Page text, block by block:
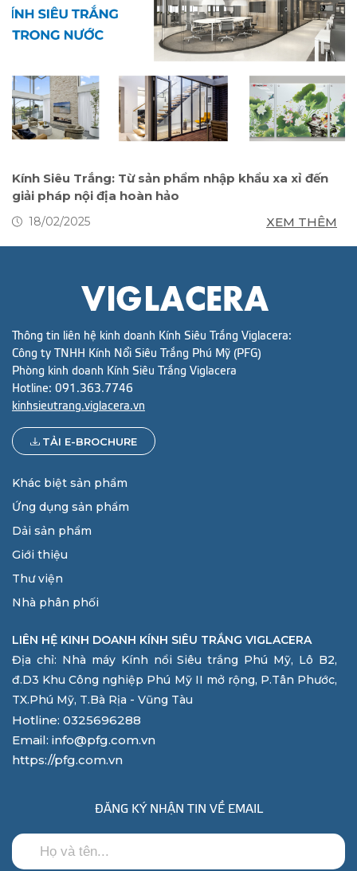
Kính Siêu Trắng: Từ sản phẩm nhập khẩu xa xỉ đến
giải pháp nội địa hoàn hảo
18/02/2025 XEM THÊM
Thông tin liên hệ kinh doanh Kính Siêu Trắng Viglacera:
Công ty TNHH Kính Nổi Siêu Trắng Phú Mỹ (PFG)
Phòng kinh doanh Kính Siêu Trắng Viglacera
Hotline: 091.363.7746
kinhsieutrang.viglacera.vn
TẢI E-BROCHURE
Khác biệt sản phẩm
Ứng dụng sản phẩm
Dải sản phẩm
Giới thiệu
Thư viện
Nhà phân phối
LIÊN HỆ KINH DOANH KÍNH SIÊU TRẮNG VIGLACERA
Địa chỉ: Nhà máy Kính nổi Siêu trắng Phú Mỹ, Lô B2,
đ.D3 Khu Công nghiệp Phú Mỹ II mở rộng, P.Tân Phước,
TX.Phú Mỹ, T.Bà Rịa - Vũng Tàu
Hotline: 0325696288
Email: info@pfg.com.vn
https://pfg.com.vn
ĐĂNG KÝ NHẬN TIN VỀ EMAIL